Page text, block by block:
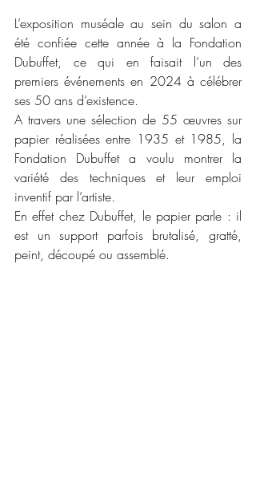
L’exposition muséale au sein du salon a
été confiée cette année à la Fondation
Dubuffet, ce qui en faisait l’un des
premiers événements en 2024 à célébrer
ses 50 ans d’existence.
A travers une sélection de 55 œuvres sur
papier réalisées entre 1935 et 1985, la
Fondation Dubuffet a voulu montrer la
variété des techniques et leur emploi
inventif par l’artiste.
En effet chez Dubuffet, le papier parle : il
est un support parfois brutalisé, gratté,
peint, découpé ou assemblé.